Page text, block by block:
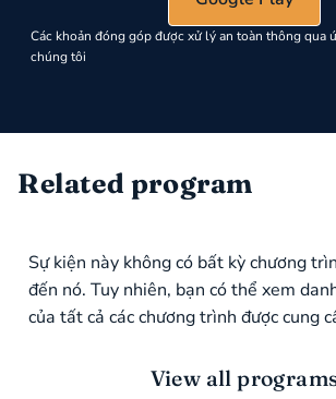
Các khoản đóng góp được xử lý an toàn thông qua
chúng tôi
Related program
Sự kiện này không có bất kỳ chương
đến nó. Tuy nhiên, bạn có thể xem
của tất cả các chương trình được cung
View all